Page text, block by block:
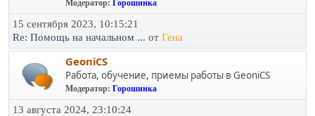
Модератор: Горошинка
15 сентября 2023, 10:15:21
Re: Помощь на начальном ... от Гена
GeoniCS
Работа, обучение, приемы работы в GeoniCS
Модератор: Горошинка
13 августа 2024, 23:10:24